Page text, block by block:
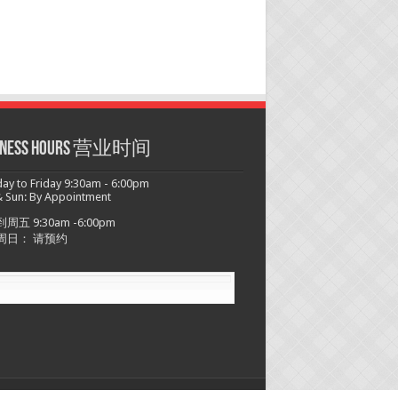
hours 营业时间
to Friday 9:30am - 6:00pm
Sun: By Appointment
周五 9:30am -6:00pm
日： 请预约